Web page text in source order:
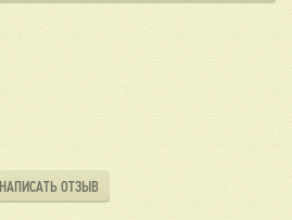
НАПИСАТЬ ОТЗЫВ